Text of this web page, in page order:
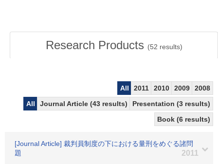
Research Products (52 results)
All 2011 2010 2009
2008
All
Journal Article (43 results)
Presentation (3 results)
Book (6 results)
[Journal Article] 裁判員制度の下における量刑をめぐる諸問
題
2011